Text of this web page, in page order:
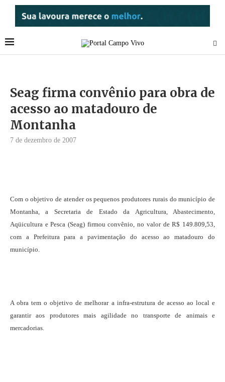
Seag firma convênio para obra de
acesso ao matadouro de
Montanha
7 de dezembro de 2007
Com o objetivo de atender os pequenos produtores rurais do município de
Montanha, a Secretaria de Estado da Agricultura, Abastecimento,
Aqüicultura e Pesca (Seag) firmou convênio, no valor de R$ 149.809,53,
com a Prefeitura para a pavimentação do acesso ao matadouro do
município.
A obra tem o objetivo de melhorar a infra-estrutura de acesso ao local e
garantir aos produtores mais agilidade no transporte de animais e
mercadorias.